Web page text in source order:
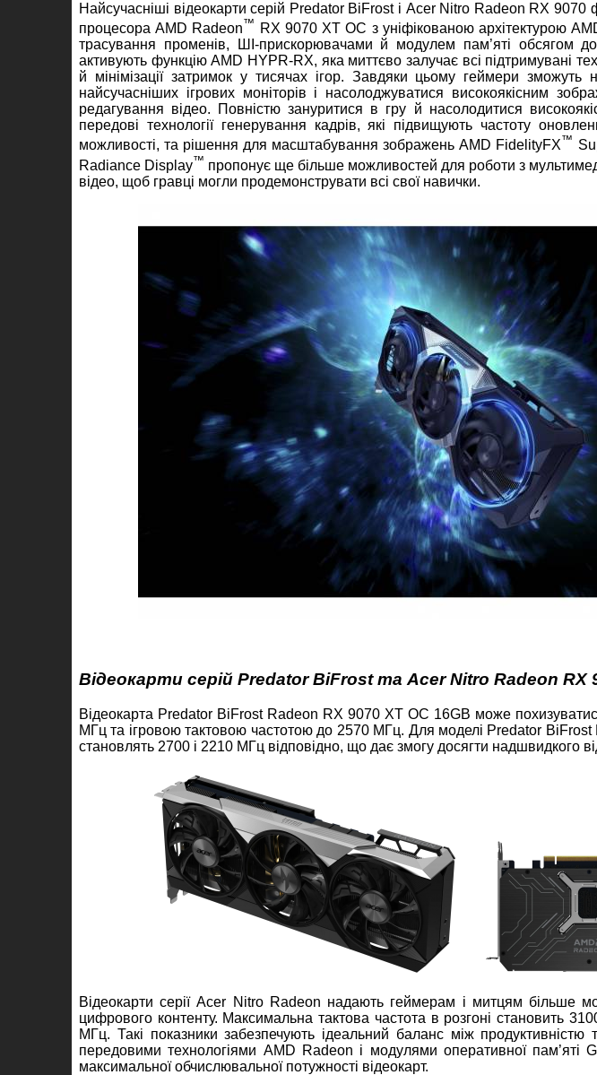
Найсучасніші відеокарти серій Predator BiFrost і Acer Nitro Radeon RX 9070
процесора AMD Radeon™ RX 9070 XT OC з уніфікованою архітектурою
трасування променів, ШІ-прискорювачами й модулем пам’яті обсягом
активують функцію AMD HYPR-RX, яка миттєво залучає всі підтримувані
й мінімізації затримок у тисячах ігор. Завдяки цьому геймери зможуть
найсучасніших ігрових моніторів і насолоджуватися високоякісним
редагування відео. Повністю зануритися в гру й насолодитися
передові технології генерування кадрів, які підвищують частоту
можливості, та рішення для масштабування зображень AMD FidelityFX™
Radiance Display™ пропонує ще більше можливостей для роботи з
відео, щоб гравці могли продемонструвати всі свої навички.
Відеокарти серій Predator BiFrost та Acer Nitro Radeon RX
Відеокарта Predator BiFrost Radeon RX 9070 XT OC 16GB може
МГц та ігровою тактовою частотою до 2570 МГц. Для моделі Predator BiFrost
становлять 2700 і 2210 МГц відповідно, що дає змогу досягти надшвидкого
Відеокарти серії Acer Nitro Radeon надають геймерам і митцям більше
цифрового контенту. Максимальна тактова частота в розгоні становить
МГц. Такі показники забезпечують ідеальний баланс між
передовими технологіями AMD Radeon і модулями оперативної
максимальної обчислювальної потужності відеокарт.